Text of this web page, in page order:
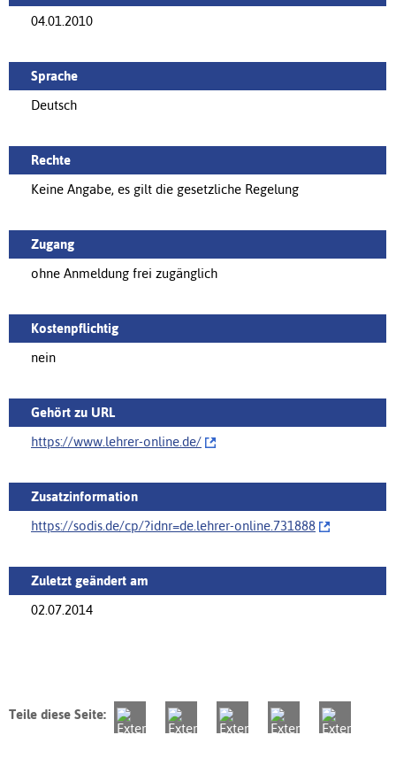
04.01.2010
Sprache
Deutsch
Rechte
Keine Angabe, es gilt die gesetzliche Regelung
Zugang
ohne Anmeldung frei zugänglich
Kostenpflichtig
nein
Gehört zu URL
https://www.lehrer-online.de/‌
Zusatzinformation
https://sodis.de/cp/‌?idnr=de.lehrer-online.731888
Zuletzt geändert am
02.07.2014
Teile diese Seite: